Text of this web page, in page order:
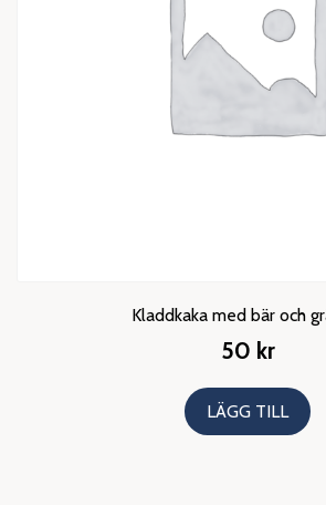
Kladdkaka med bär och
50 kr
LÄGG TILL